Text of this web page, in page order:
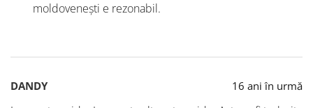
moldovenești e rezonabil.
DANDY 16 ani în urmă